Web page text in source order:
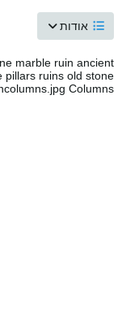
אודות
marble ruin ancient
pillars ruins old stone
Columns